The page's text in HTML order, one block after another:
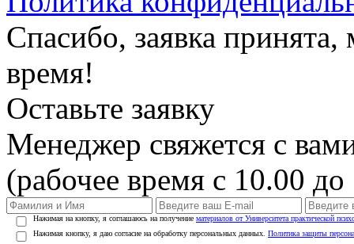
Спасибо, заявка
время!
Оставьте заявку
Менеджер свяжется с
(рабочее время с 10.00
Нажимая на кнопку, я соглашаюсь на получение материалов от Университета практической
Нажимая кнопку, я даю согласие на обработку персональных данных. Политика защиты